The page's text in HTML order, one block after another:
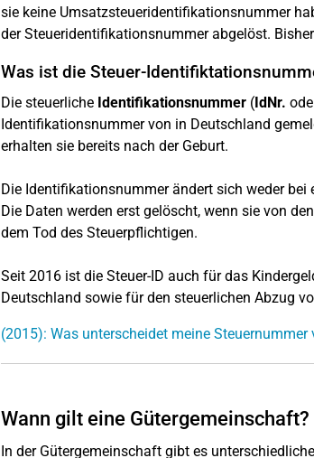
sie keine Umsatzsteueridentifikationsnummer
der Steueridentifikationsnummer abgelöst.
Was ist die Steuer-
Die steuerliche Identifikationsnummer(IdNr.
Identifikationsnummer von in Deutschland
erhalten sie bereits nach der Geburt.
Die Identifikationsnummer ändert sich weder
Die Daten werden erst gelöscht, wenn sie von
dem Tod des Steuerpflichtigen.
Seit 2016 ist die Steuer-ID auch für das
Deutschland sowie für den steuerlichen Abzug
(2015): Was unterscheidet meine
Wann gilt eine Gütergemeinschaft?
In der Gütergemeinschaft gibt es